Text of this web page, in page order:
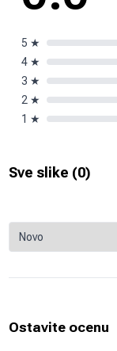
5 ★
4 ★
3 ★
2 ★
1 ★
Sve slike (0)
Ostavite ocenu